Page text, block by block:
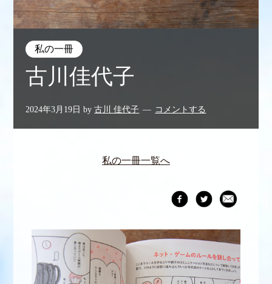
私の一冊
古川佳代子
2024年3月19日 by古川 佳代子 コメントする
私の一冊一覧へ